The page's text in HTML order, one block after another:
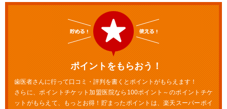
ポイントをもらおう！
歯医者さんに行って口コミ・評判を書くとポイントがもらえます！
さらに、ポイントチケット加盟医院なら100ポイント～のポイントチケ
ットがもらえて、もっとお得！貯まったポイントは、楽天スーパーポイ